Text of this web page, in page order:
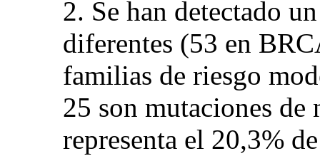
2. Se han detectado
diferentes (53 en
familias de riesgo
25 son mutaciones
representa el 20,3%